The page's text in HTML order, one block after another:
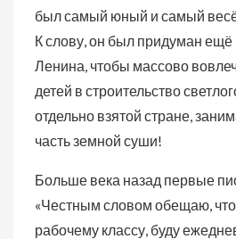
был самый юный и самый
К слову, он был придуман
Ленина, чтобы массово
детей в строительство
отдельно взятой стране,
часть земной суши!
Больше века назад первые
«Честным словом обещаю, что
рабочему классу, буду